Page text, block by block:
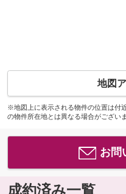
地図
※地図上に表示される物件の位置は付
の物件所在地とは異なる場合がございま
お問
成約済み一覧